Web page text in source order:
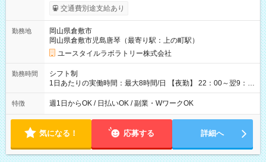
考慮して決定します 【収入例】 週1回勤務の場合：1,730円×8時
間×4回=5万5,360円 週3回勤務の場合：1,730円×8時間×12回
月 ※ 雇用形態と給与に、本採用時と異なる部分があります。 雇
用形態：本採用時と同じです。 給与：時給 1,480円以上
交通費別途支給あり
勤務地
岡山県倉敷市
岡山県倉敷市児島唐琴（最寄り駅：上の町駅）
ユースタイルラボラトリー株式会社
勤務時間
シフト制
1日あたりの実働時間：最大8時間/日 【夜勤】 22：00～翌9：
00 ※週1日～OK ／ 夜勤専従 ＊＊ 勤務時間例 ＊＊ ■22時か
ら翌7時 ■23時から翌8時 ■24時から翌9時 など ※上記の時間
ます。 ※曜日固定（毎週同じ曜日での勤務となります）
特徴 週1日からOK / 日払いOK / 副業・WワークOK
気になる！ 応募する 詳細へ